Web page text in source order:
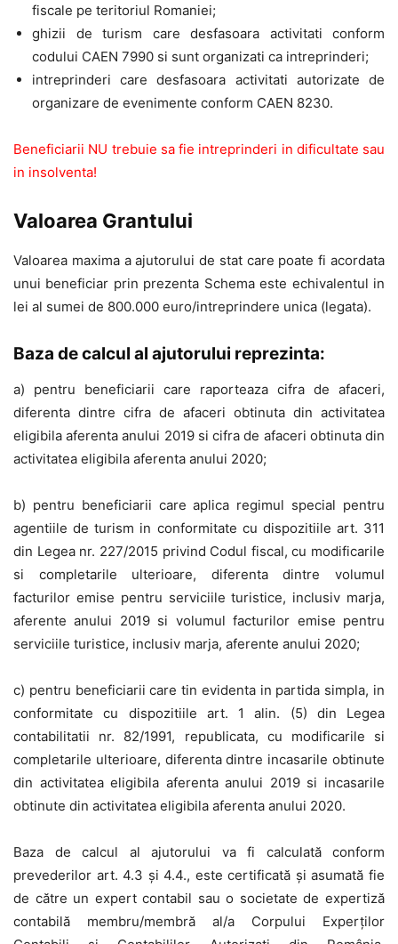
fiscale pe teritoriul Romaniei;
ghizii de turism care desfasoara activitati conform
codului CAEN 7990 si sunt organizati ca intreprinderi;
intreprinderi care desfasoara activitati autorizate de
organizare de evenimente conform CAEN 8230.
Beneficiarii NU trebuie sa fie intreprinderi in dificultate sau
in insolventa!
Valoarea Grantului
Valoarea maxima a ajutorului de stat care poate fi acordata
unui beneficiar prin prezenta Schema este echivalentul in
lei al sumei de 800.000 euro/intreprindere unica (legata).
Baza de calcul al ajutorului reprezinta:
a) pentru beneficiarii care raporteaza cifra de afaceri,
diferenta dintre cifra de afaceri obtinuta din activitatea
eligibila aferenta anului 2019 si cifra de afaceri obtinuta din
activitatea eligibila aferenta anului 2020;
b) pentru beneficiarii care aplica regimul special pentru
agentiile de turism in conformitate cu dispozitiile art. 311
din Legea nr. 227/2015 privind Codul fiscal, cu modificarile
si completarile ulterioare, diferenta dintre volumul
facturilor emise pentru serviciile turistice, inclusiv marja,
aferente anului 2019 si volumul facturilor emise pentru
serviciile turistice, inclusiv marja, aferente anului 2020;
c) pentru beneficiarii care tin evidenta in partida simpla, in
conformitate cu dispozitiile art. 1 alin. (5) din Legea
contabilitatii nr. 82/1991, republicata, cu modificarile si
completarile ulterioare, diferenta dintre incasarile obtinute
din activitatea eligibila aferenta anului 2019 si incasarile
obtinute din activitatea eligibila aferenta anului 2020.
Baza de calcul al ajutorului va fi calculată conform
prevederilor art. 4.3 și 4.4., este certificată şi asumată fie
de către un expert contabil sau o societate de expertiză
contabilă membru/membră al/a Corpului Experţilor